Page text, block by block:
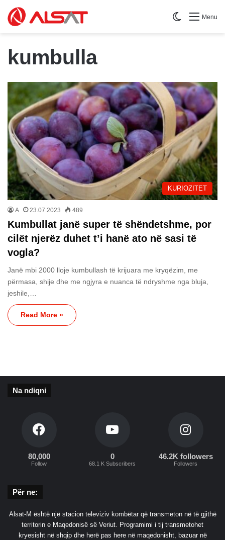
Menu
Switch skin
kumbulla
KURIOZITET
A 23.07.2023 489
Kumbullat janë super të shëndetshme, por
cilët njerëz duhet t’i hanë ato në sasi të
vogla?
Janë mbi 2000 lloje kumbullash të krijuara me kryqëzim, me
përmasa, shije dhe me ngjyra e nuanca të ndryshme nga bluja,
jeshile,…
Read More »
Na ndiqni
80,000
Follow
0
68.1 K Subscribers
46.2K followers
Followers
Për ne:
Alsat-M është një stacion televiziv kombëtar që transmeton në të gjithë
territorin e Maqedonisë së Veriut. Programimi i tij transmetohet
kryesisht në shqip dhe herë pas here në maqedonisht, bazuar në